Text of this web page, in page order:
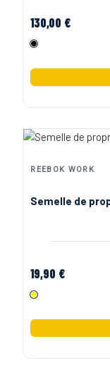
130,00 €
Noir
REEBOK WORK
Semelle de
19,90 €
Jaune